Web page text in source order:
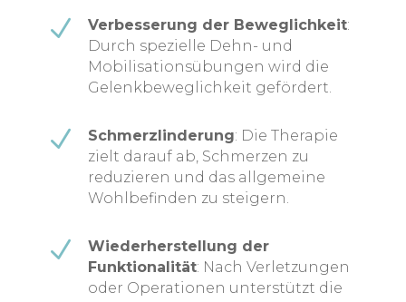
N Verbesserung der Beweglichkeit:
Durch spezielle Dehn- und
Mobilisationsübungen wird die
Gelenkbeweglichkeit gefördert.
N Schmerzlinderung: Die Therapie
zielt darauf ab, Schmerzen zu
reduzieren und das allgemeine
Wohlbefinden zu steigern.
N
Wiederherstellung der
Funktionalität: Nach Verletzungen
oder Operationen unterstützt die